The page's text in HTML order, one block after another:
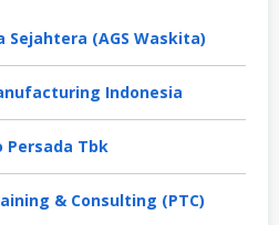
Sejahtera (AGS Waskita)
Indonesia
Persada Tbk
& Consulting (PTC)